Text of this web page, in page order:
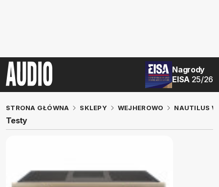
Nagrody
EISA 25/26
STRONA GŁÓWNA SKLEPY WEJHEROWO NAUTILUS
Testy